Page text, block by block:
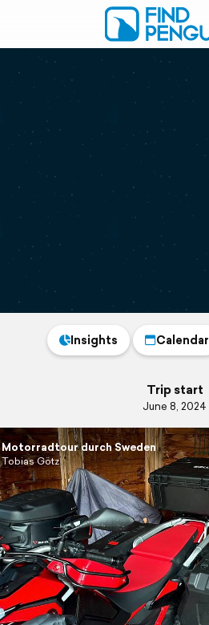
Insights Calendar
Trip start
June 8, 2024
Motorradtour durch Sweden
Tobias Götz